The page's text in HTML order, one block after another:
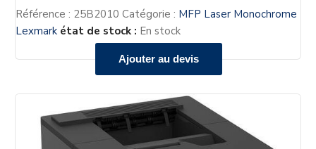
Ajouter au devis
Référence : 25B2010 Catégorie : MFP Laser Monochrome
Lexmark état de stock : En stock